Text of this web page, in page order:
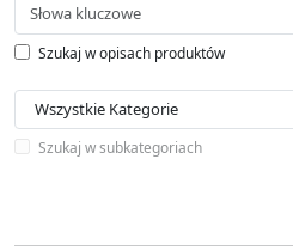
Szukaj w opisach produktów
Szukaj w subkategoriach